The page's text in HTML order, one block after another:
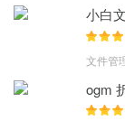
5、国内优选的师
小白
文件管
ogm